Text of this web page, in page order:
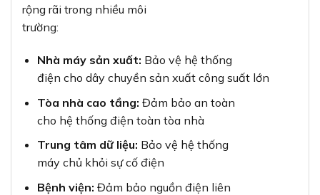
rộng rãi trong nhiều môi
trường:
Nhà máy sản xuất: Bảo vệ hệ thống
điện cho dây chuyền sản xuất công suất lớn
Tòa nhà cao tầng: Đảm bảo an toàn
cho hệ thống điện toàn tòa nhà
Trung tâm dữ liệu: Bảo vệ hệ thống
máy chủ khỏi sự cố điện
Bệnh viện: Đảm bảo nguồn điện liên